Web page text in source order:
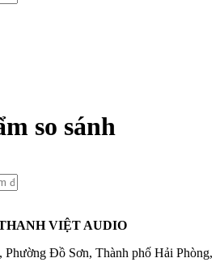
so sánh
VIỆT AUDIO
Đồ Sơn, Thành phố Hải Phòng,